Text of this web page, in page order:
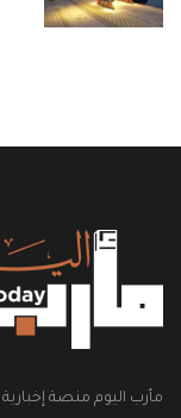
مأرب اليوم منصة